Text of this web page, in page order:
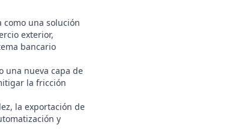
como una solución
exterior,
bancario
una nueva capa de
la fricción
la exportación de
y